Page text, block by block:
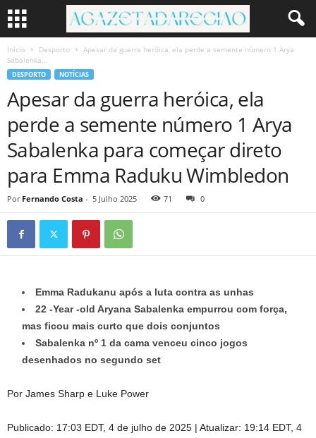
Início Desporto
Apesar da guerra heróica, ela perde a semente número 1 Arya
Sabalenka...
DESPORTO NOTÍCIAS
Apesar da guerra heróica, ela
perde a semente número 1 Arya
Sabalenka para começar direto
para Emma Raduku Wimbledon
Por Fernando Costa - 5 Julho 2025 71 0
Emma Radukanu após a luta contra as unhas
22 -Year -old Aryana Sabalenka empurrou com força,
mas ficou mais curto que dois conjuntos
Sabalenka nº 1 da cama venceu cinco jogos
desenhados no segundo set
Por James Sharp e Luke Power
Publicado: 17:03 EDT, 4 de julho de 2025 | Atualizar: 19:14 EDT, 4